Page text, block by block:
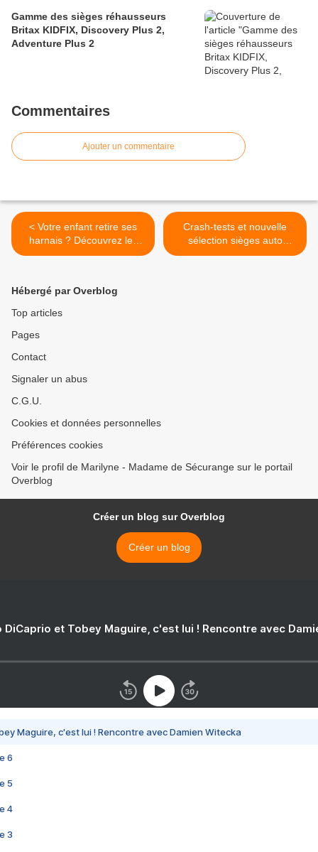
Gamme des sièges réhausseurs
Britax KIDFIX, Discovery Plus 2,
Adventure Plus 2
Commentaires
Ajouter un commentaire
< Votre enfant retire ses
harnais ? Découvrez les
solutions chest clip, 5 points
Crash-tests et nouvelle
sélection sièges auto
Securange (1er et 2ème
Hébergé par Overblog
Top articles
Pages
Contact
Signaler un abus
C.G.U.
Cookies et données personnelles
Préférences cookies
Voir le profil de Marilyne - Madame de Sécurange sur le portail
Overblog
Créer un blog sur Overblog
Créer un blog
DiCaprio et Tobey Maguire, c'est lui ! Rencontre avec
Maguire, c'est lui ! Rencontre avec Damien Witecka
6
5
4
3